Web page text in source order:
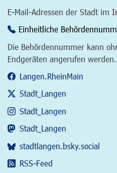
E-Mail-Adressen der Stadt im
Einheitliche
Die Behördennummer kann
Endgeräten angerufen werden.
Langen.RheinMain
Stadt_Langen
Stadt_Langen
Stadt_Langen
stadtlangen.bsky.social
RSS-Feed